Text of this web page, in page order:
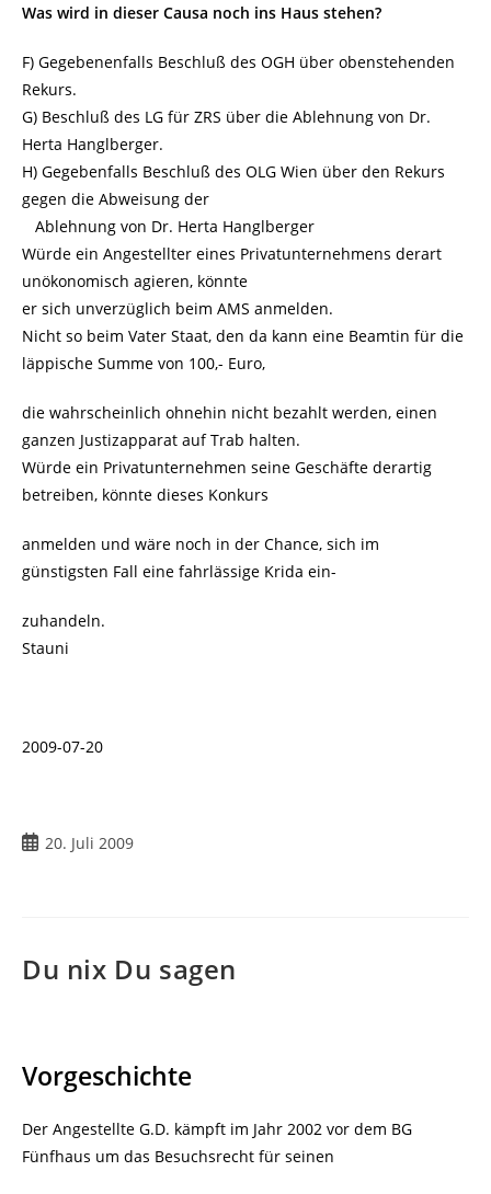
Was wird in dieser Causa noch ins Haus stehen?
F) Gegebenenfalls Beschluß des OGH über obenstehenden
Rekurs.
G) Beschluß des LG für ZRS über die Ablehnung von Dr.
Herta Hanglberger.
H) Gegebenfalls Beschluß des OLG Wien über den Rekurs
gegen die Abweisung der
Ablehnung von Dr. Herta Hanglberger
Würde ein Angestellter eines Privatunternehmens derart
unökonomisch agieren, könnte
er sich unverzüglich beim AMS anmelden.
Nicht so beim Vater Staat, den da kann eine Beamtin für die
läppische Summe von 100,- Euro,
die wahrscheinlich ohnehin nicht bezahlt werden, einen
ganzen Justizapparat auf Trab halten.
Würde ein Privatunternehmen seine Geschäfte derartig
betreiben, könnte dieses Konkurs
anmelden und wäre noch in der Chance, sich im
günstigsten Fall eine fahrlässige Krida ein-
zuhandeln.
Stauni
2009-07-20
Beitrag
20. Juli 2009
Du nix Du sagen
Vorgeschichte
Der Angestellte G.D. kämpft im Jahr 2002 vor dem BG
Fünfhaus um das Besuchsrecht für seinen